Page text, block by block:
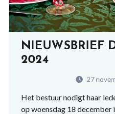
NIEUWSBRIEF
2024
27
Het bestuur nodigt haar
op woensdag 18 december